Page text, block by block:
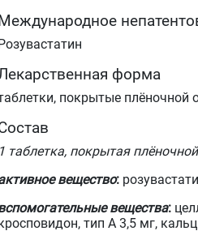
форма
покрытые плёночной
1 таблетка, покрытая
вещество:
вещества:
тип А 3,5 мг,